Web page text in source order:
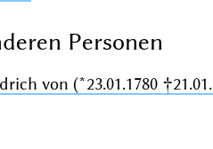
Personen
von (*23.01.1780